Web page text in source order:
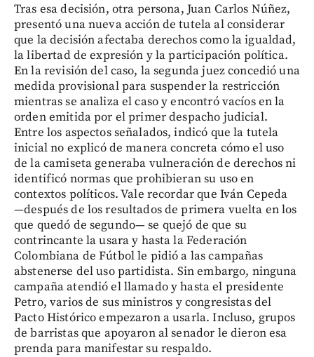
Tras esa decisión, otra persona, Juan Carlos Núñez,
presentó una nueva acción de tutela al considerar
que la decisión afectaba derechos como la igualdad,
la libertad de expresión y la participación política.
En la revisión del caso, la segunda juez concedió una
medida provisional para suspender la restricción
mientras se analiza el caso y encontró vacíos en la
orden emitida por el primer despacho judicial.
Entre los aspectos señalados, indicó que la tutela
inicial no explicó de manera concreta cómo el uso
de la camiseta generaba vulneración de derechos ni
identificó normas que prohibieran su uso en
contextos políticos. Vale recordar que Iván Cepeda
—después de los resultados de primera vuelta en los
que quedó de segundo— se quejó de que su
contrincante la usara y hasta la Federación
Colombiana de Fútbol le pidió a las campañas
abstenerse del uso partidista. Sin embargo, ninguna
campaña atendió el llamado y hasta el presidente
Petro, varios de sus ministros y congresistas del
Pacto Histórico empezaron a usarla. Incluso, grupos
de barristas que apoyaron al senador le dieron esa
prenda para manifestar su respaldo.